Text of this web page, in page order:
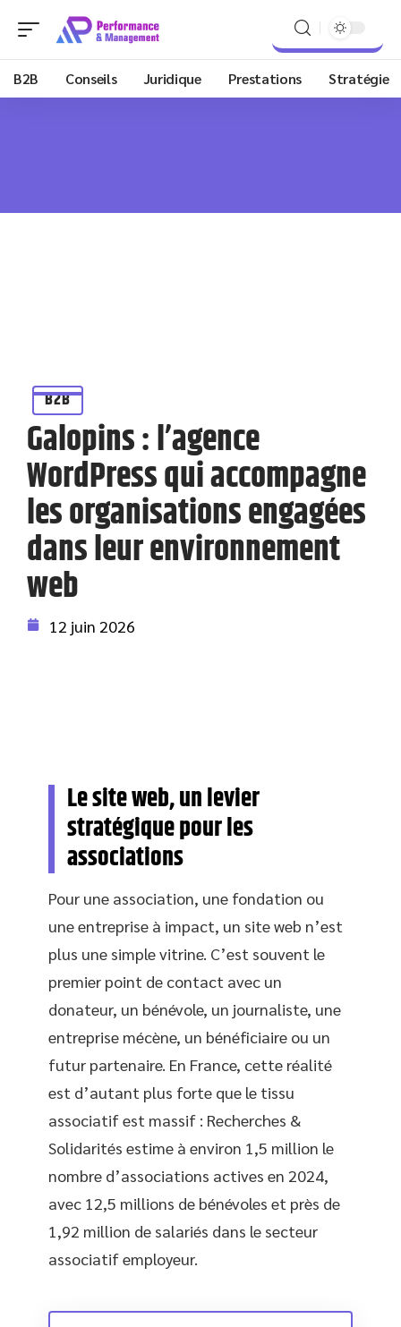
B2B Conseils Juridique Prestations Stratégie
B2B
Galopins : l’agence
WordPress qui accompagne
les organisations engagées
dans leur environnement
web
12 juin 2026
Le site web, un levier
stratégique pour les
associations
Pour une association, une fondation ou
une entreprise à impact, un site web n’est
plus une simple vitrine. C’est souvent le
premier point de contact avec un
donateur, un bénévole, un journaliste, une
entreprise mécène, un bénéficiaire ou un
futur partenaire. En France, cette réalité
est d’autant plus forte que le tissu
associatif est massif : Recherches &
Solidarités estime à environ 1,5 million le
nombre d’associations actives en 2024,
avec 12,5 millions de bénévoles et près de
1,92 million de salariés dans le secteur
associatif employeur.